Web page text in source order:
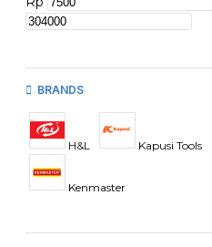
BRANDS
H&L Kapusi Tools
Kenmaster